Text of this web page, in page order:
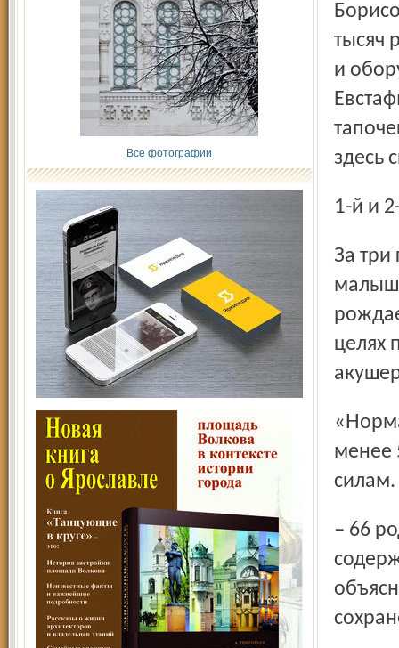
Все фотографии
тысяч
и
здесь
1-й и
За три года в этом роддоме появились на свет более 200
целях
«Норма» обозначена документами Минздрава – не
менее
силам.
– 66 родов в год, по двое в месяц на одну койку. А